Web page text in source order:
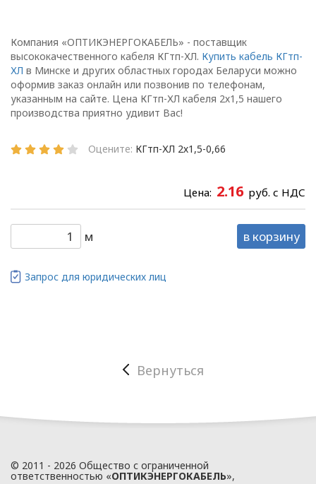
Компания «ОПТИКЭНЕРГОКАБЕЛЬ» - поставщик
высококачественного кабеля КГтп-ХЛ. Купить кабель КГтп-
ХЛ в Минске и других областных городах Беларуси можно
оформив заказ онлайн или позвонив по телефонам,
указанным на сайте. Цена КГтп-ХЛ кабеля 2х1,5 нашего
производства приятно удивит Вас!
Оцените: КГтп-ХЛ 2х1,5-0,66
Цена: 2.16 руб. с НДС
м в корзину
Запрос для юридических лиц
Вернуться
© 2011 - 2026 Общество с ограниченной
ответственностью «ОПТИКЭНЕРГОКАБЕЛЬ»,
условия обработки
персональных данных,
требования к защите
персональных данных,
которые обрабатываются
ООО «ОПТИКЭНЕРГОКАБЕЛЬ».
отношении персональных
данных разработана с
законодательства
Республики Беларусь,
область защиты
обработки и
защиты персональных
отношении персональных
«ЭлектроКабельКомплект».